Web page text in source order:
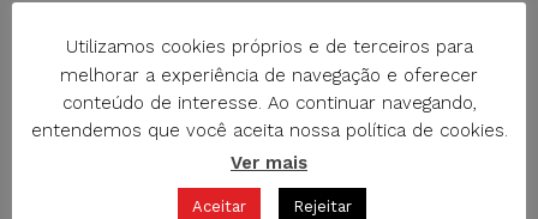
Utilizamos cookies próprios e de terceiros para
melhorar a experiência de navegação e oferecer
conteúdo de interesse. Ao continuar navegando,
entendemos que você aceita nossa política de cookies.
Ver mais
Aceitar Rejeitar